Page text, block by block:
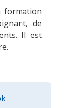
formation
de
Il est